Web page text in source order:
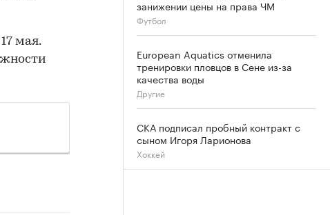
мая.
занижении цены на права ЧМ
Футбол
European Aquatics отменила
тренировки пловцов в Сене из-за
качества воды
Другие
СКА подписал пробный контракт с
сыном Игоря Ларионова
Хоккей